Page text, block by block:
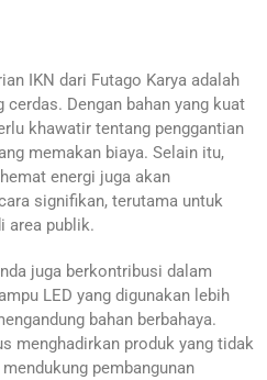
IKN dari Futago Karya adalah
Dengan bahan yang kuat
khawatir tentang penggantian
memakan biaya. Selain itu,
energi juga akan
signifikan, terutama untuk
area publik.
juga berkontribusi dalam
LED yang digunakan lebih
bahan berbahaya.
menghadirkan produk yang tidak
pembangunan